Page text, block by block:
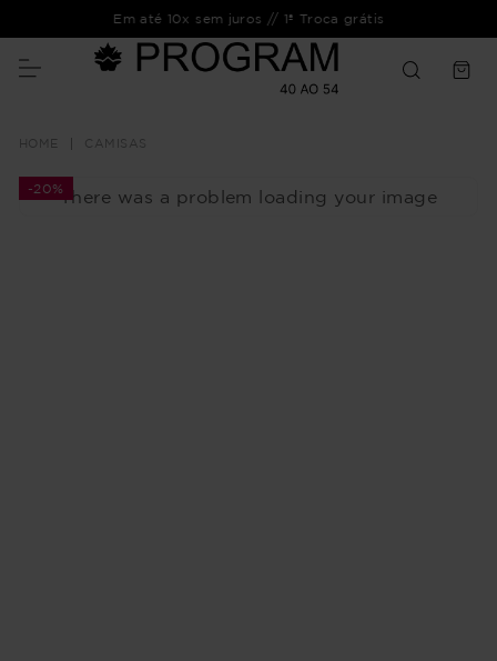
Em até 10x sem juros // 1ª Troca grátis
CAMISAS
There was a problem loading your image
-20%